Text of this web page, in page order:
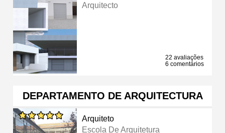
Arquitecto
22 avaliações
6 comentários
DEPARTAMENTO DE ARQUITECTURA
Arquiteto
Escola De Arquitetura